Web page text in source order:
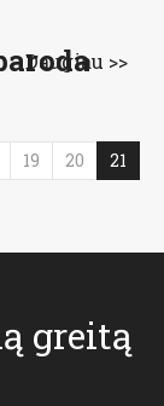
Daugiau >>
19 20 21
greitą